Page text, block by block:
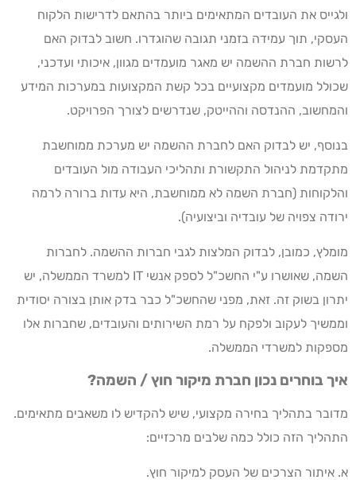
ולגייס את העובדים המתאימים ביותר בהתאם לדרישות הלקוח
העסקי, תוך עמידה בזמני תגובה שהוגדרו. חשוב לבדוק האם
לרשות חברת ההשמה יש מאגר מועמדים מגוון, איכותי ועדכני,
שכולל מועמדים מקצועיים בכל קשת המקצועות במערכות המידע
והמחשוב, ההנדסה וההייטק, שנדרשים לצורך הפרויקט.
בנוסף, יש לבדוק האם לחברת ההשמה יש מערכת ממוחשבת
מתקדמת לניהול התקשורת ותהליכי העבודה מול העובדים
והלקוחות (חברת השמה לא ממוחשבת, היא עדות ברורה לרמה
ירודה צפויה של עובדיה וביצועיה).
מומלץ, כמובן, לבדוק המלצות לגבי חברות ההשמה. לחברות
השמה, שאושרו ע"י החשכ"ל לספק אנשי IT למשרד הממשלה, יש
יתרון בשוק זה. זאת, מפני שהחשכ"ל כבר בדק אותן בצורה יסודית
וממשיך לעקוב ולפקח על רמת השירותים והעובדים, שחברות אלו
מספקות למשרדי הממשלה.
איך בוחרים נכון חברת מיקור חוץ / השמה?
מדובר בתהליך בחירה מקצועי, שיש להקדיש לו משאבים מתאימים.
התהליך הזה כולל כמה שלבים מרכזיים:
א. איתור הצרכים של העסק למיקור חוץ.